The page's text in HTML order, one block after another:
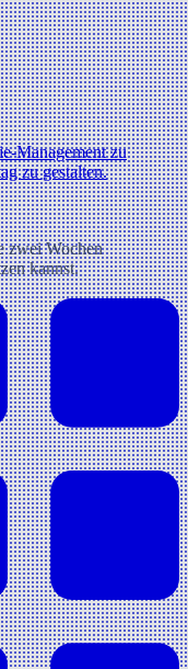
Management zu
zu gestalten.
zwei Wochen
kannst.